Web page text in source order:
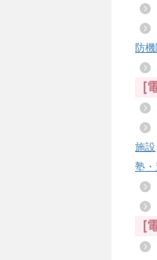
防
[
施設
塾
[